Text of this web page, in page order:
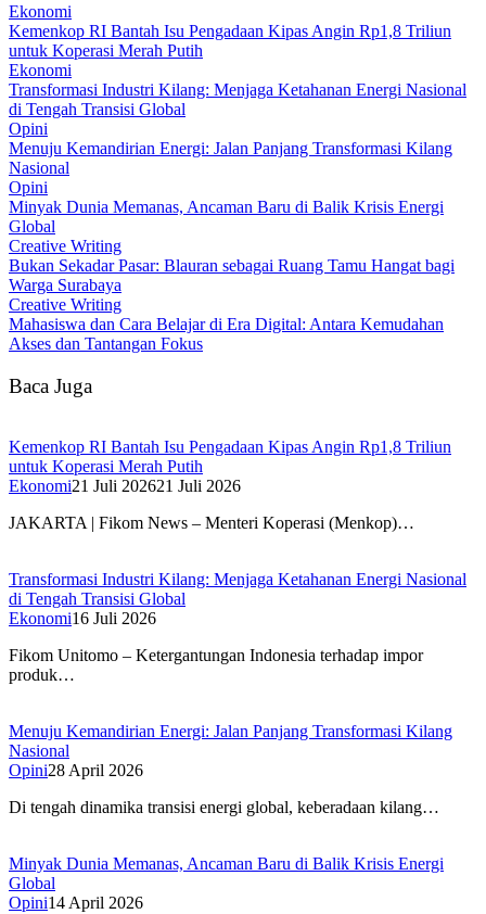
Ekonomi
Kemenkop RI Bantah Isu Pengadaan Kipas Angin Rp1,8 Triliun
untuk Koperasi Merah Putih
Ekonomi
Transformasi Industri Kilang: Menjaga Ketahanan Energi Nasional
di Tengah Transisi Global
Opini
Menuju Kemandirian Energi: Jalan Panjang Transformasi Kilang
Nasional
Opini
Minyak Dunia Memanas, Ancaman Baru di Balik Krisis Energi
Global
Creative Writing
Bukan Sekadar Pasar: Blauran sebagai Ruang Tamu Hangat bagi
Warga Surabaya
Creative Writing
Mahasiswa dan Cara Belajar di Era Digital: Antara Kemudahan
Akses dan Tantangan Fokus
Baca Juga
Kemenkop RI Bantah Isu Pengadaan Kipas Angin Rp1,8 Triliun
untuk Koperasi Merah Putih
Ekonomi21 Juli 202621 Juli 2026
JAKARTA | Fikom News – Menteri Koperasi (Menkop)…
Transformasi Industri Kilang: Menjaga Ketahanan Energi Nasional
di Tengah Transisi Global
Ekonomi16 Juli 2026
Fikom Unitomo – Ketergantungan Indonesia terhadap impor
produk…
Menuju Kemandirian Energi: Jalan Panjang Transformasi Kilang
Nasional
Opini28 April 2026
Di tengah dinamika transisi energi global, keberadaan kilang…
Minyak Dunia Memanas, Ancaman Baru di Balik Krisis Energi
Global
Opini14 April 2026